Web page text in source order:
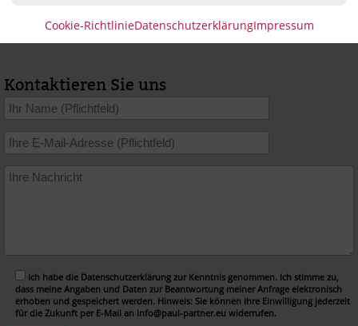
Cookie-RichtlinieDatenschutzerklärungImpressum
Kontaktieren Sie uns
Ich habe die Datenschutzerklärung zur Kenntnis genommen. Ich stimme zu,
dass meine Angaben und Daten zur Beantwortung meiner Anfrage elektronisch
erhoben und gespeichert werden. Hinweis: Sie können Ihre Einwilligung jederzeit
für die Zukunft per E-Mail an info@paul-partner.eu widerrufen.